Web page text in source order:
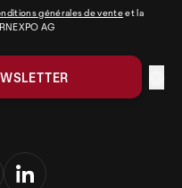
générales de venteet la
AG